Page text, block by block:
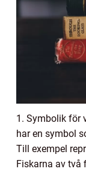
1. Symbolik för
har en symbol
Till exempel
Fiskarna av två